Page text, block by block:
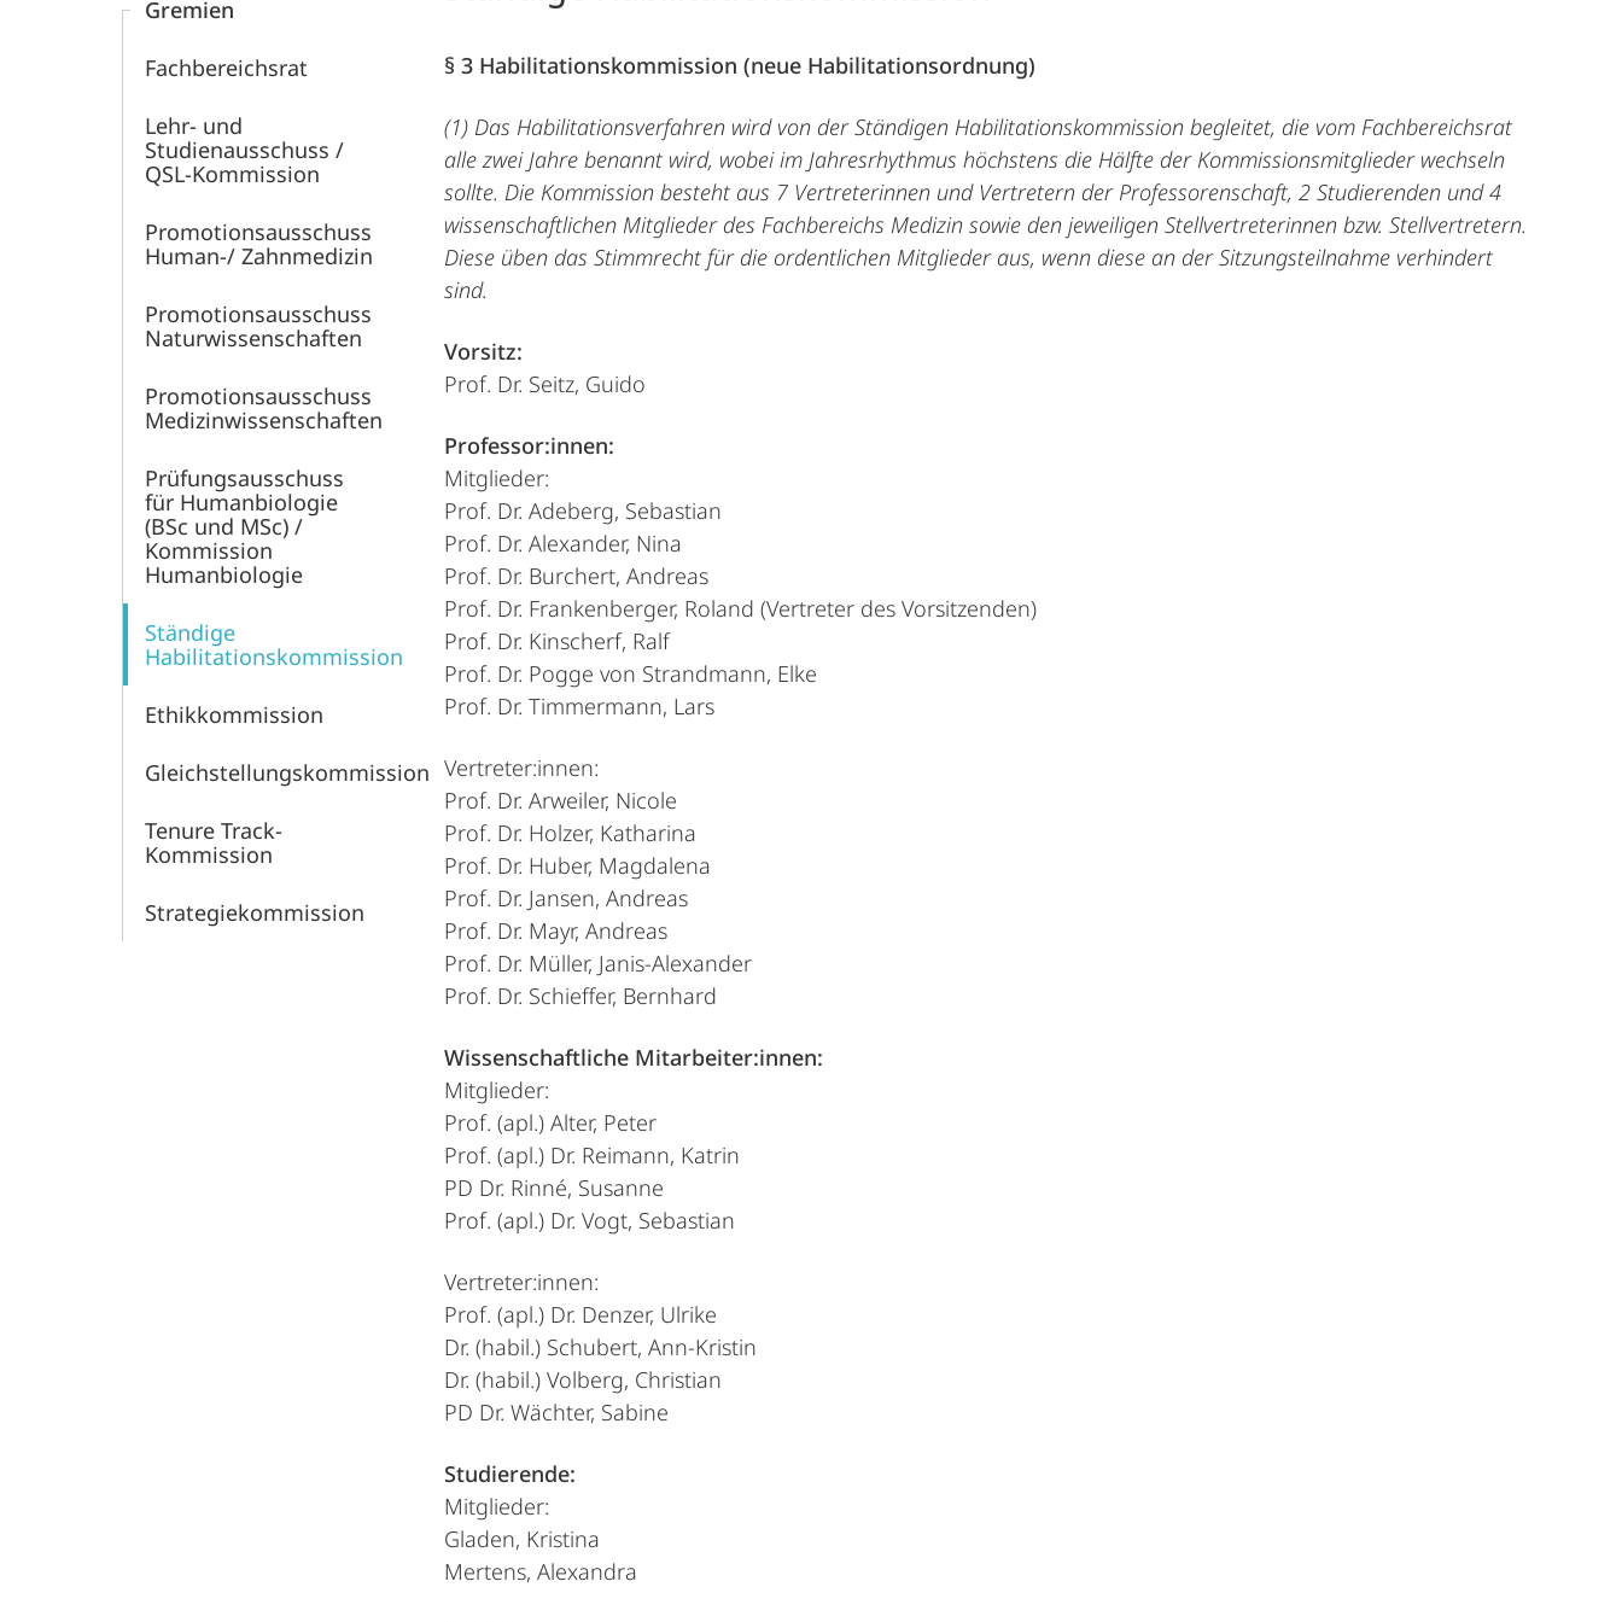
Gremien
Fachbereichsrat
Lehr- und
Studienausschuss /
QSL-Kommission
Promotionsausschuss
Human-/ Zahnmedizin
Promotionsausschuss
Naturwissenschaften
Promotionsausschuss
Medizinwissenschaften
Prüfungsausschuss
für Humanbiologie
(BSc und MSc) /
Kommission
Humanbiologie
Ständige
Habilitationskommission
Ethikkommission
Gleichstellungskommission
Tenure Track-
Kommission
Strategiekommission
§ 3 Habilitationskommission (neue Habilitationsordnung)
(1) Das Habilitationsverfahren wird von der Ständigen Habilitationskommission begleitet, die vom Fachbereichsrat
alle zwei Jahre benannt wird, wobei im Jahresrhythmus höchstens die Hälfte der Kommissionsmitglieder wechseln
sollte. Die Kommission besteht aus 7 Vertreterinnen und Vertretern der Professorenschaft, 2 Studierenden und 4
wissenschaftlichen Mitglieder des Fachbereichs Medizin sowie den jeweiligen Stellvertreterinnen bzw. Stellvertretern.
Diese üben das Stimmrecht für die ordentlichen Mitglieder aus, wenn diese an der Sitzungsteilnahme verhindert
sind.
Vorsitz:
Prof. Dr. Seitz, Guido
Professor:innen:
Mitglieder:
Prof. Dr. Adeberg, Sebastian
Prof. Dr. Alexander, Nina
Prof. Dr. Burchert, Andreas
Prof. Dr. Frankenberger, Roland (Vertreter des Vorsitzenden)
Prof. Dr. Kinscherf, Ralf
Prof. Dr. Pogge von Strandmann, Elke
Prof. Dr. Timmermann, Lars
Vertreter:innen:
Prof. Dr. Arweiler, Nicole
Prof. Dr. Holzer, Katharina
Prof. Dr. Huber, Magdalena
Prof. Dr. Jansen, Andreas
Prof. Dr. Mayr, Andreas
Prof. Dr. Müller, Janis-Alexander
Prof. Dr. Schieffer, Bernhard
Wissenschaftliche Mitarbeiter:innen:
Mitglieder:
Prof. (apl.) Alter, Peter
Prof. (apl.) Dr. Reimann, Katrin
PD Dr. Rinné, Susanne
Prof. (apl.) Dr. Vogt, Sebastian
Vertreter:innen:
Prof. (apl.) Dr. Denzer, Ulrike
Dr. (habil.) Schubert, Ann-Kristin
Dr. (habil.) Volberg, Christian
PD Dr. Wächter, Sabine
Studierende:
Mitglieder:
Gladen, Kristina
Mertens, Alexandra